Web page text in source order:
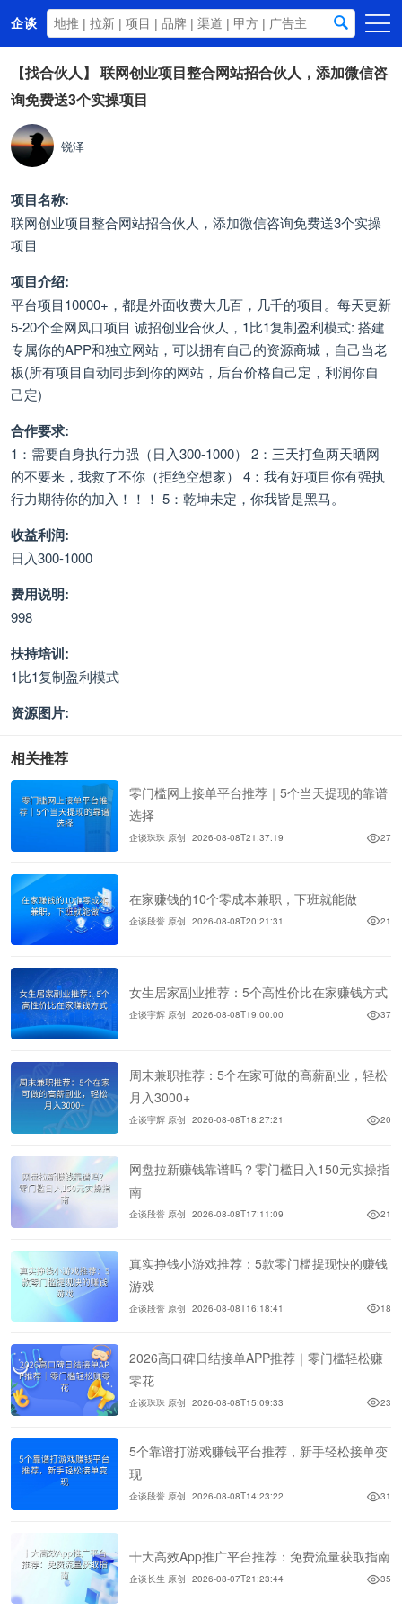
企谈
首页
商务资源
资讯动态
关于我们
【找合伙人】 联网创业项目整合网站招合伙人，添加微信咨
询免费送3个实操项目
锐泽
项目名称:
联网创业项目整合网站招合伙人，添加微信咨询免费送3个实操
项目
项目介绍:
平台项目10000+，都是外面收费大几百，几千的项目。每天更新
5-20个全网风口项目 诚招创业合伙人，1比1复制盈利模式: 搭建
专属你的APP和独立网站，可以拥有自己的资源商城，自己当老
板(所有项目自动同步到你的网站，后台价格自己定，利润你自
己定)
合作要求:
1：需要自身执行力强（日入300-1000） 2：三天打鱼两天晒网
的不要来，我救了不你（拒绝空想家） 4：我有好项目你有强执
行力期待你的加入！！！ 5：乾坤未定，你我皆是黑马。
收益利润:
日入300-1000
费用说明:
998
扶持培训:
1比1复制盈利模式
资源图片:
相关推荐
零门槛网上接单平台推荐｜5个当天提现的靠谱
选择
企谈珠珠 原创 2026-08-08T21:37:19 27
在家赚钱的10个零成本兼职，下班就能做
企谈段誉 原创 2026-08-08T20:21:31 21
女生居家副业推荐：5个高性价比在家赚钱方式
企谈宇辉 原创 2026-08-08T19:00:00 37
周末兼职推荐：5个在家可做的高薪副业，轻松
月入3000+
企谈宇辉 原创 2026-08-08T18:27:21 20
网盘拉新赚钱靠谱吗？零门槛日入150元实操指
南
企谈段誉 原创 2026-08-08T17:11:09 21
真实挣钱小游戏推荐：5款零门槛提现快的赚钱
游戏
企谈段誉 原创 2026-08-08T16:18:41 18
2026高口碑日结接单APP推荐｜零门槛轻松赚
零花
企谈珠珠 原创 2026-08-08T15:09:33 23
5个靠谱打游戏赚钱平台推荐，新手轻松接单变
现
企谈段誉 原创 2026-08-08T14:23:22 31
十大高效App推广平台推荐：免费流量获取指南
企谈长生 原创 2026-08-07T21:23:44 35